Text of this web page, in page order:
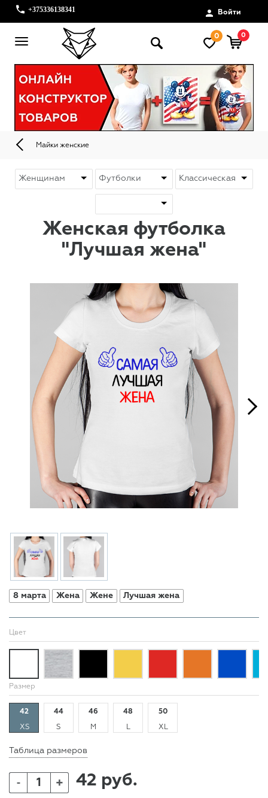
+375336138341 Войти
0 0
Майки женские
Женская футболка
"Лучшая жена"
8 марта Жена Жене Лучшая жена
Цвет
Размер
42
XS
44
S
46
M
48
L
50
XL
Таблица размеров
- + 42 руб.